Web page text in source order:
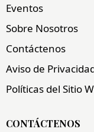
Eventos
Sobre Nosotros
Contáctenos
Aviso de
Políticas del Sitio
CONTÁCTENOS